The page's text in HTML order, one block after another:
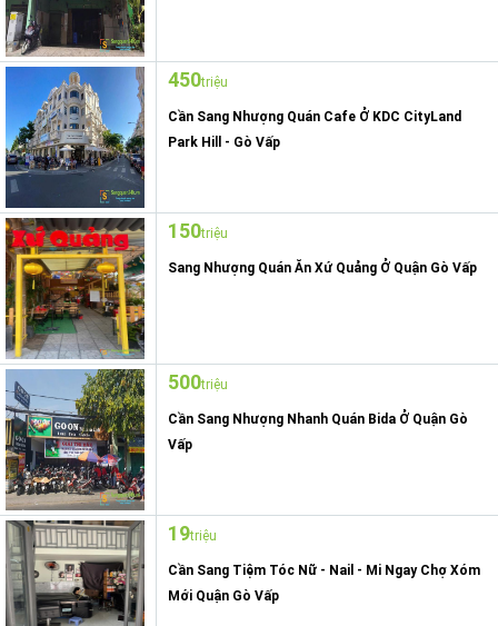
450triệu
Cần Sang Nhượng Quán Cafe Ở KDC CityLand
Park Hill - Gò Vấp
150triệu
Sang Nhượng Quán Ăn Xứ Quảng Ở Quận Gò Vấp
500triệu
Cần Sang Nhượng Nhanh Quán Bida Ở Quận Gò
Vấp
19triệu
Cần Sang Tiệm Tóc Nữ - Nail - Mi Ngay Chợ Xóm
Mới Quận Gò Vấp